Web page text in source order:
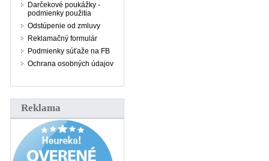
Darčekové poukážky -
podmienky použitia
Odstúpenie od zmluvy
Reklamačný formulár
Podmienky súťaže na FB
Ochrana osobných údajov
Reklama